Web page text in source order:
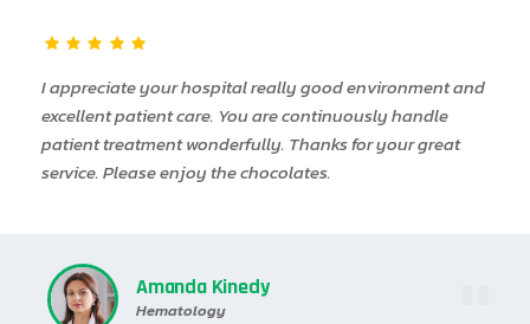
I appreciate your hospital really good environment and
excellent patient care. You are continuously handle
patient treatment wonderfully. Thanks for your great
service. Please enjoy the chocolates.
Amanda Kinedy
Hematology